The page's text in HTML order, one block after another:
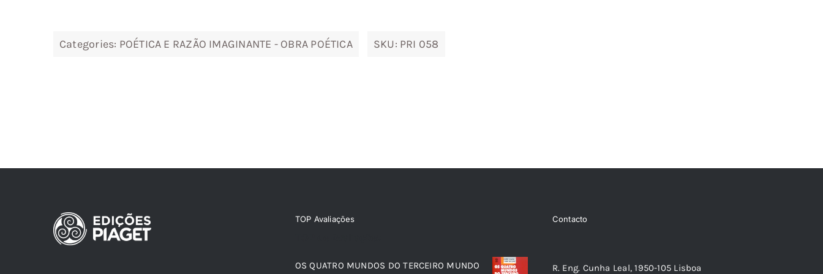
Categories: POÉTICA E RAZÃO IMAGINANTE - OBRA POÉTICA SKU: PRI 058
TOP Avaliações
OS QUATRO MUNDOS DO TERCEIRO MUNDO
Contacto
R. Eng. Cunha Leal, 1950-105 Lisboa